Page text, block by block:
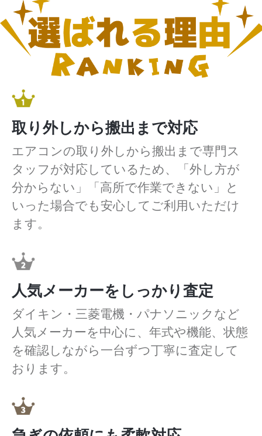
取り外しから搬出まで対応
エアコンの取り外しから搬出まで専門ス
タッフが対応しているため、「外し方が
分からない」「高所で作業できない」と
いった場合でも安心してご利用いただけ
ます。
人気メーカーをしっかり査定
ダイキン・三菱電機・パナソニックなど
人気メーカーを中心に、年式や機能、状態
を確認しながら一台ずつ丁寧に査定して
おります。